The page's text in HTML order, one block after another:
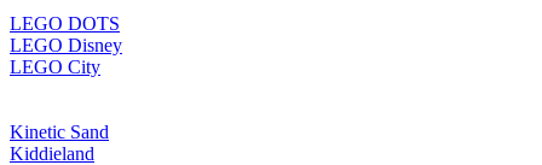
LEGO DOTS
LEGO Disney
LEGO City
Kinetic Sand
Kiddieland